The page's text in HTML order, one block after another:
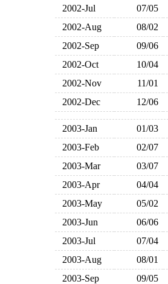
2002-Jul
07/05
2002-Aug
08/02
2002-Sep
09/06
2002-Oct
10/04
2002-Nov
11/01
2002-Dec
12/06
2003-Jan 01/03
2003-Feb
02/07
2003-Mar
03/07
2003-Apr
04/04
2003-May
05/02
2003-Jun
06/06
2003-Jul
07/04
2003-Aug
08/01
2003-Sep
09/05